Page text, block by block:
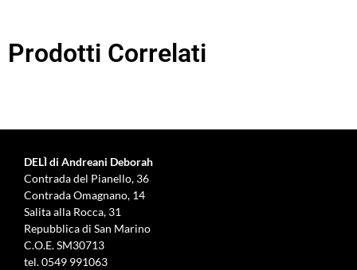
Prodotti Correlati
DELÌ di Andreani Deborah
Contrada del Pianello, 36
Contrada Omagnano, 14
Salita alla Rocca, 31
Repubblica di San Marino
C.O.E. SM30713
tel.0549 991063